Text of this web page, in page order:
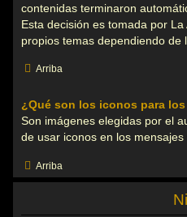
contenidas terminaron
Esta decisión es tomada por
propios temas dependiendo
Arriba
¿Qué son los iconos para los
Son imágenes elegidas por el
de usar iconos en los
Arriba